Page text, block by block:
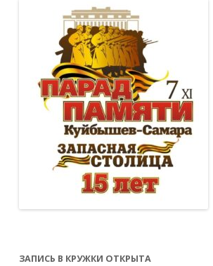
ЗАПИСЬ В КРУЖКИ ОТКРЫТА